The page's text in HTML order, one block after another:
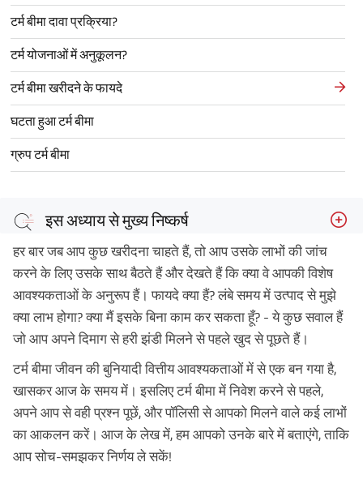
टर्म बीमा दावा प्रक्रिया?
टर्म योजनाओं में अनुकूलन?
टर्म बीमा खरीदने के फायदे
घटता हुआ टर्म बीमा
ग्रुप टर्म बीमा
इस अध्याय से मुख्य निष्कर्ष
हर बार जब आप कुछ खरीदना चाहते हैं, तो आप उसके लाभों की जांच
करने के लिए उसके साथ बैठते हैं और देखते हैं कि क्या वे आपकी विशेष
आवश्यकताओं के अनुरूप हैं। फायदे क्या हैं? लंबे समय में उत्पाद से मुझे
क्या लाभ होगा? क्या मैं इसके बिना काम कर सकता हूँ? - ये कुछ सवाल हैं
जो आप अपने दिमाग से हरी झंडी मिलने से पहले खुद से पूछते हैं।
टर्म बीमा जीवन की बुनियादी वित्तीय आवश्यकताओं में से एक बन गया है,
खासकर आज के समय में। इसलिए टर्म बीमा में निवेश करने से पहले,
अपने आप से वही प्रश्न पूछें, और पॉलिसी से आपको मिलने वाले कई लाभों
का आकलन करें। आज के लेख में, हम आपको उनके बारे में बताएंगे, ताकि
आप सोच-समझकर निर्णय ले सकें!